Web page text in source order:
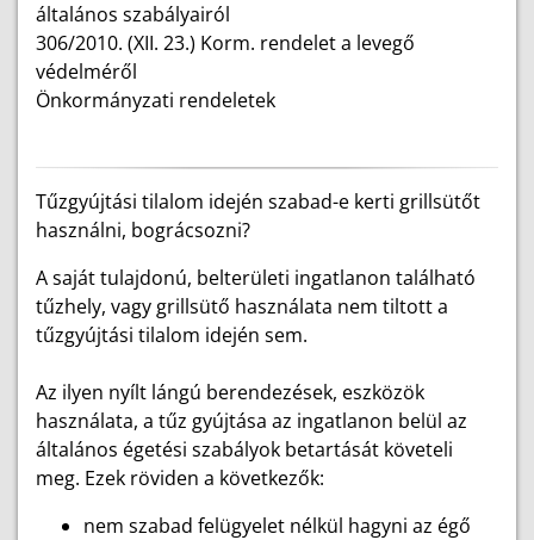
általános szabályairól
306/2010. (XII. 23.) Korm. rendelet a levegő
védelméről
Önkormányzati rendeletek
Tűzgyújtási tilalom idején szabad-e kerti grillsütőt
használni, bográcsozni?
A saját tulajdonú, belterületi ingatlanon található
tűzhely, vagy grillsütő használata nem tiltott a
tűzgyújtási tilalom idején sem.
Az ilyen nyílt lángú berendezések, eszközök
használata, a tűz gyújtása az ingatlanon belül az
általános égetési szabályok betartását követeli
meg. Ezek röviden a következők:
nem szabad felügyelet nélkül hagyni az égő